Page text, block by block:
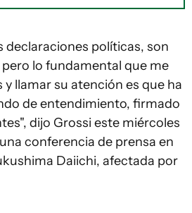
declaraciones políticas, son
lo fundamental que me
llamar su atención es que ha
de entendimiento, firmado
dijo Grossi este miércoles
conferencia de prensa en
Daiichi, afectada por